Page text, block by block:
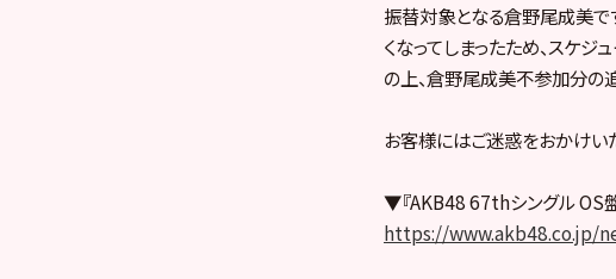
振替対象となる倉野尾成美で
くなってしまったため、スケ
の上、倉野尾成美不参加分の
お客様にはご迷惑をおかけい
▼『AKB48 67thシングル OS盤
https://www.akb48.co.jp/